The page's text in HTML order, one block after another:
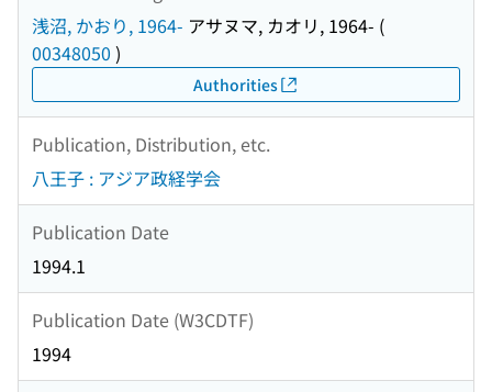
浅沼, かおり, 1964- アサヌマ, カオリ, 1964- (
00348050 )
Authorities
Publication, Distribution, etc.
八王子 : アジア政経学会
Publication Date
1994.1
Publication Date (W3CDTF)
1994